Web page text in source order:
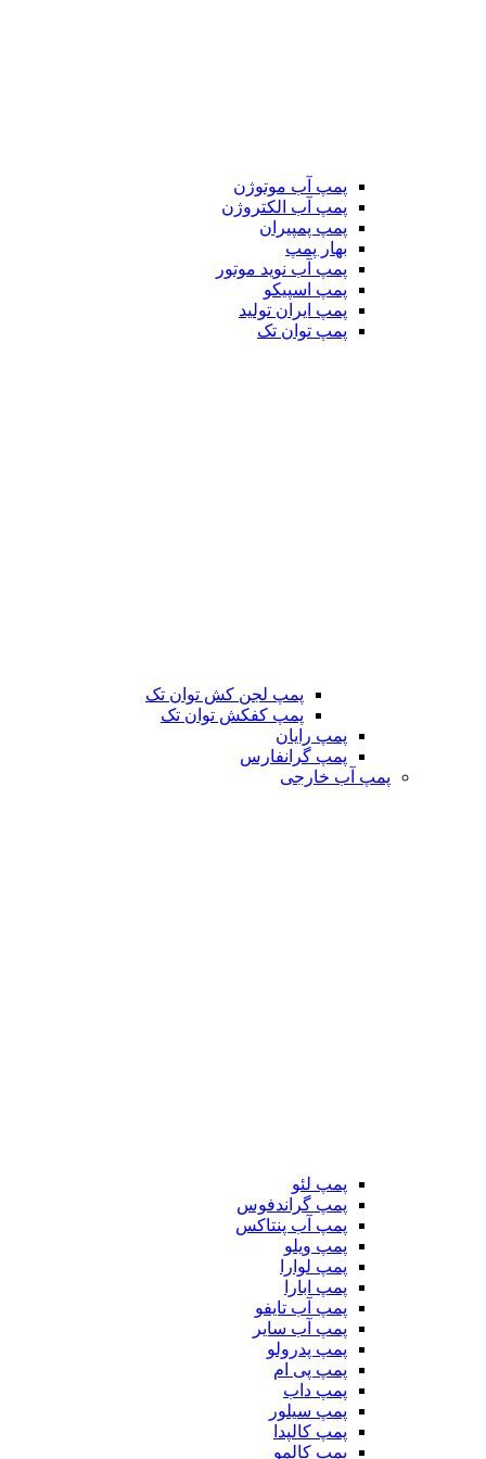
پمپ آب موتوژن
پمپ آب الکتروژن
پمپ پمپیران
بهار پمپ
پمپ آب نوید موتور
پمپ اسپیکو
پمپ ایران تولید
پمپ توان تک
پمپ لجن کش توان تک
پمپ کفکش توان تک
پمپ رایان
پمپ گرانفارس
پمپ آب خارجی
پمپ لئو
پمپ گراندفوس
پمپ آب پنتاکس
پمپ ویلو
پمپ لوارا
پمپ ابارا
پمپ آب تایفو
پمپ آب سایر
پمپ پدرولو
پمپ پی ام
پمپ داب
پمپ سیلور
پمپ کالپدا
پمپ کالمو